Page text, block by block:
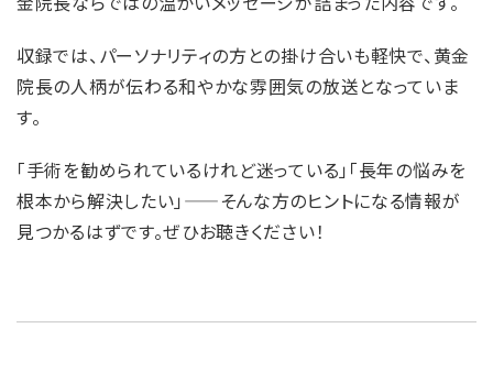
収録では、パーソナリティの方との掛け合いも軽快で、黄金
院長の人柄が伝わる和やかな雰囲気の放送となっていま
す。
「手術を勧められているけれど迷っている」「長年の悩みを
根本から解決したい」——そんな方のヒントになる情報が
見つかるはずです。ぜひお聴きください！